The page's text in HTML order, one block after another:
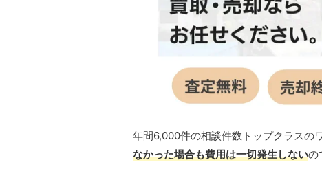
年間6,000件の相談件数トップクラスの
なかった場合も費用は一切発生しないの